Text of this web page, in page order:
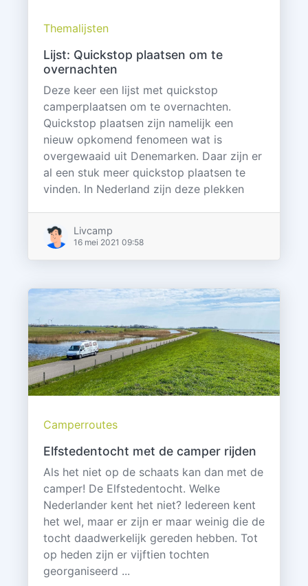
Themalijsten
Lijst: Quickstop plaatsen om te
overnachten
Deze keer een lijst met quickstop
camperplaatsen om te overnachten.
Quickstop plaatsen zijn namelijk een
nieuw opkomend fenomeen wat is
overgewaaid uit Denemarken. Daar zijn er
al een stuk meer quickstop plaatsen te
vinden. In Nederland zijn deze plekken
Livcamp
16 mei 2021 09:58
Camperroutes
Elfstedentocht met de camper rijden
Als het niet op de schaats kan dan met de
camper! De Elfstedentocht. Welke
Nederlander kent het niet? Iedereen kent
het wel, maar er zijn er maar weinig die de
tocht daadwerkelijk gereden hebben. Tot
op heden zijn er vijftien tochten
georganiseerd ...